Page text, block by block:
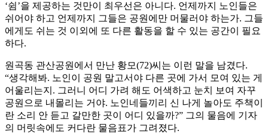
‘쉼’을 제공하는 것만이 최우선은 아니다. 언제까지 노인들은
쉬어야 하고 언제까지 그들은 공원에만 머물러야 하는가. 그들
에게도 쉬는 것 이외에 또 다른 활동을 할 수 있는 공간이 필요
하다.
원곡동 관산공원에서 만난 황모(72)씨는 이런 말을 남겼다.
“생각해봐. 노인이 공원 말고서야 다른 곳에 가서 모여 있는 게
어울리는지. 그러니 어디 가려 해도 어색하고 눈치 보여 자꾸
공원으로 내몰리는 거야. 노인네들끼리 신 나게 놀아도 주책이
란 소리 안 듣고 갈만한 곳이 어디 있을까?” 그의 물음에 기자
의 머릿속에도 커다란 물음표가 그려졌다.